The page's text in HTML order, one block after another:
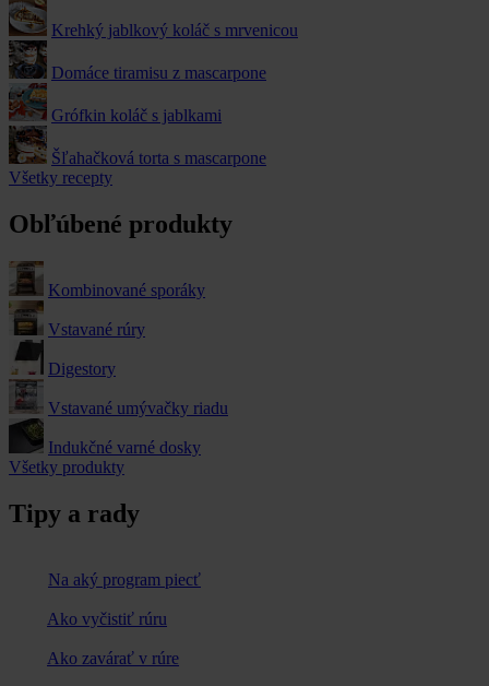
Krehký jablkový koláč s mrvenicou
Domáce tiramisu z mascarpone
Grófkin koláč s jablkami
Šľahačková torta s mascarpone
Všetky recepty
Obľúbené produkty
Kombinované sporáky
Vstavané rúry
Digestory
Vstavané umývačky riadu
Indukčné varné dosky
Všetky produkty
Tipy a rady
Na aký program piecť
Ako vyčistiť rúru
Ako zavárať v rúre